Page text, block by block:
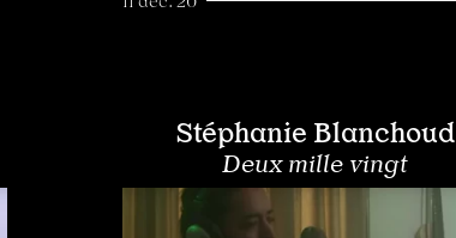
Stéphanie Blanchoud
Deux mille vingt